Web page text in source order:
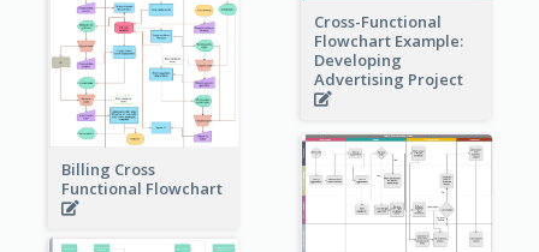
Cross-Functional
Flowchart Example:
Developing
Advertising Project
Billing Cross
Functional Flowchart